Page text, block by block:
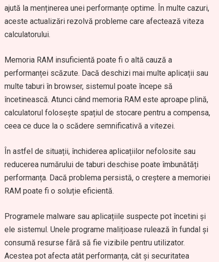
ajută la menținerea unei performanțe optime. În multe cazuri,
aceste actualizări rezolvă probleme care afectează viteza
calculatorului.
Memoria RAM insuficientă poate fi o altă cauză a
performanței scăzute. Dacă deschizi mai multe aplicații sau
multe taburi în browser, sistemul poate începe să
încetinească. Atunci când memoria RAM este aproape plină,
calculatorul folosește spațiul de stocare pentru a compensa,
ceea ce duce la o scădere semnificativă a vitezei.
În astfel de situații, închiderea aplicațiilor nefolosite sau
reducerea numărului de taburi deschise poate îmbunătăți
performanța. Dacă problema persistă, o creștere a memoriei
RAM poate fi o soluție eficientă.
Programele malware sau aplicațiile suspecte pot încetini și
ele sistemul. Unele programe malițioase rulează în fundal și
consumă resurse fără să fie vizibile pentru utilizator.
Acestea pot afecta atât performanța, cât și securitatea